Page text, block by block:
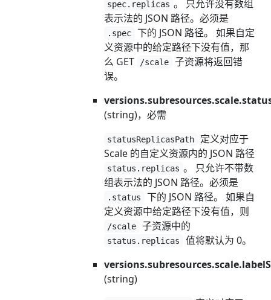
spec.replicas 。 只允许没有数组
表示法的 JSON 路径。必须是
.spec
下的 JSON 路径。 如果自定
义资源中的给定路径下没有值，那
么 GET
/scale
子资源将返回错
误。
(string)，必需
statusReplicasPath
定义对应于
Scale 的自定义资源内的 JSON 路径
status.replicas 。 只允许不带数
组表示法的 JSON 路径。必须是
.status
下的 JSON 路径。 如果自
定义资源中给定路径下没有值，则
/scale 子资源中的
status.replicas
值将默认为 0。
(string)